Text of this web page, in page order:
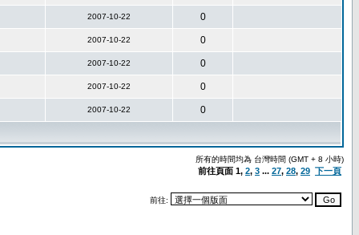
2007-10-22 0
2007-10-22 0
2007-10-22 0
2007-10-22 0
2007-10-22 0
所有的時間均為 台灣時間 (GMT + 8 小時)
前往頁面 1, 2, 3 ... 27, 28, 29 下一頁
前往: